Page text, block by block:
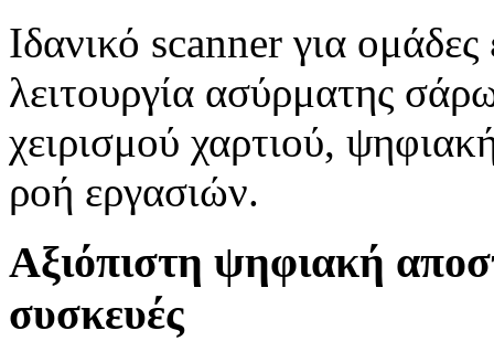
Ιδανικό scanner για
λειτουργία ασύρματης
χειρισμού χαρτιού,
ροή εργασιών.
Αξιόπιστη ψηφιακή
συσκευές